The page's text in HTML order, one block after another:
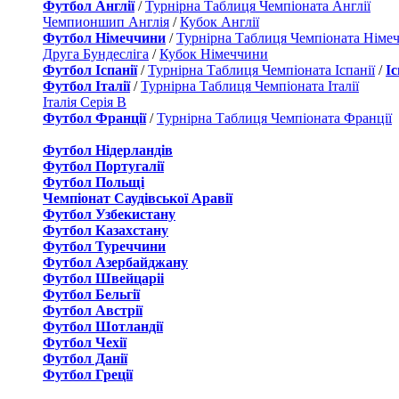
Футбол Англії/Турнірна Таблиця Чемпіоната Англії
Чемпионшип Англія /Кубок Англії
Футбол Німеччини /Турнірна Таблиця Чемпіоната
Друга Бундесліга /Кубок Німеччини
Футбол Іспанії/Турнірна Таблиця Чемпіоната Іспанії/
Футбол Італії/Турнірна Таблиця Чемпіоната Італії
Італія Серія B
Футбол Франції/Турнірна Таблиця Чемпіоната Франції
Футбол Нідерландiв
Футбол Португалії
Футбол Польщі
Чемпіонат Саудівської Аравії
Футбол Узбекистану
Футбол Казахстану
Футбол Туреччини
Футбол Азербайджану
Футбол Швейцаріі
Футбол Бельгії
Футбол Австрії
Футбол Шотландії
Футбол Чехії
Футбол Данії
Футбол Греції